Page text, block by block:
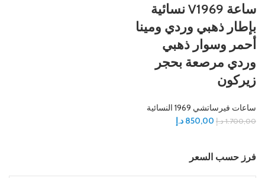
فرز حسب السعر
ساعة V1969 نسائية
بإطار ذهبي وردي ومينا
أحمر وسوار ذهبي
وردي مرصعة بحجر
زيركون
ساعات فيرساتشي 1969 النسائية
1.700,00 د.إ 850,00 د.إ